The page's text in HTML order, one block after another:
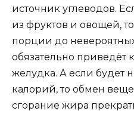
источник углеводов.
из фруктов и овощей,
порции до
обязательно приведёт
желудка. А если будет
калорий, то обмен
сгорание жира